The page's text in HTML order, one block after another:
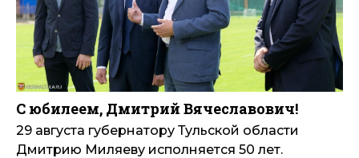
С юбилеем, Дмитрий Вячеславович!
29 августа губернатору Тульской области
Дмитрию Миляеву исполняется 50 лет.